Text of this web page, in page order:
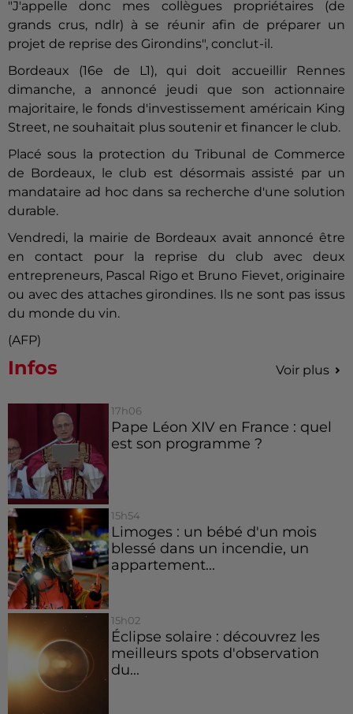
"J'appelle donc mes collègues propriétaires (de
grands crus, ndlr) à se réunir afin de préparer un
projet de reprise des Girondins", conclut-il.
Bordeaux (16e de L1), qui doit accueillir Rennes
dimanche, a annoncé jeudi que son actionnaire
majoritaire, le fonds d'investissement américain King
Street, ne souhaitait plus soutenir et financer le club.
Placé sous la protection du Tribunal de Commerce
de Bordeaux, le club est désormais assisté par un
mandataire ad hoc dans sa recherche d'une solution
durable.
Vendredi, la mairie de Bordeaux avait annoncé être
en contact pour la reprise du club avec deux
entrepreneurs, Pascal Rigo et Bruno Fievet, originaire
ou avec des attaches girondines. Ils ne sont pas issus
du monde du vin.
(AFP)
Infos Voir plus
17h06
Pape Léon XIV en France : quel
est son programme ?
15h54
Limoges : un bébé d'un mois
blessé dans un incendie, un
appartement...
15h02
Éclipse solaire : découvrez les
meilleurs spots d'observation
du...